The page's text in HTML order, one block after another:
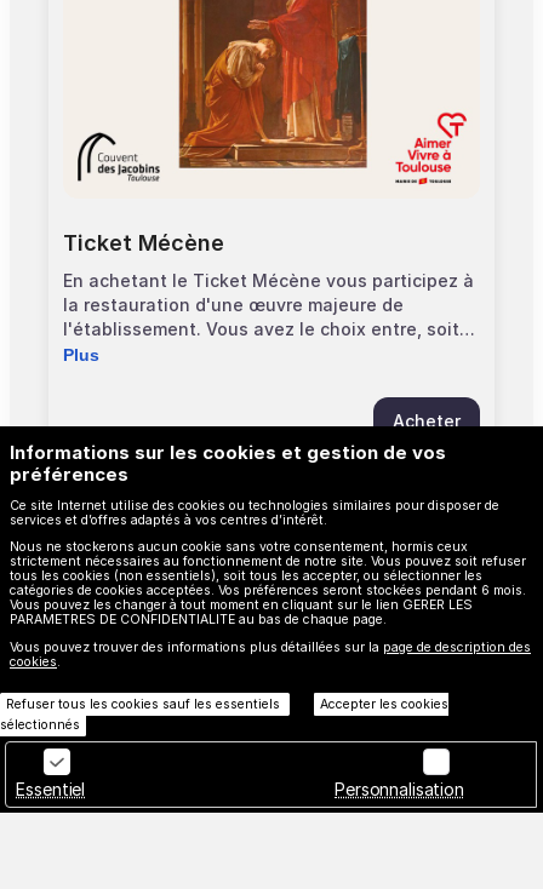
Ticket Mécène
En achetant le Ticket Mécène vous participez à
la restauration d'une œuvre majeure de
l'établissement. Vous avez le choix entre, soit
un montant fixe de 2, 5 ou 10 euros soit un
qu'aucun reçu fiscal ne sera édité pour ces
dons via le ticket mécène. Le ticket mécène ne
fait pas office de billet d'entrée.
Plus
Acheter
Tout afficher
Informations sur les cookies et gestion de vos
préférences
Ce site Internet utilise des cookies ou technologies similaires pour disposer de
services et d’offres adaptés à vos centres d’intérêt.
Nous ne stockerons aucun cookie sans votre consentement, hormis ceux
strictement nécessaires au fonctionnement de notre site. Vous pouvez soit refuser
tous les cookies (non essentiels), soit tous les accepter, ou sélectionner les
catégories de cookies acceptées. Vos préférences seront stockées pendant 6 mois.
Vous pouvez les changer à tout moment en cliquant sur le lien GERER LES
PARAMETRES DE CONFIDENTIALITE au bas de chaque page.
Vous pouvez trouver des informations plus détaillées sur la page de description des
cookies
Refuser tous les cookies sauf les essentiels
Accepter les cookies
sélectionnés
Essentiel Personnalisation